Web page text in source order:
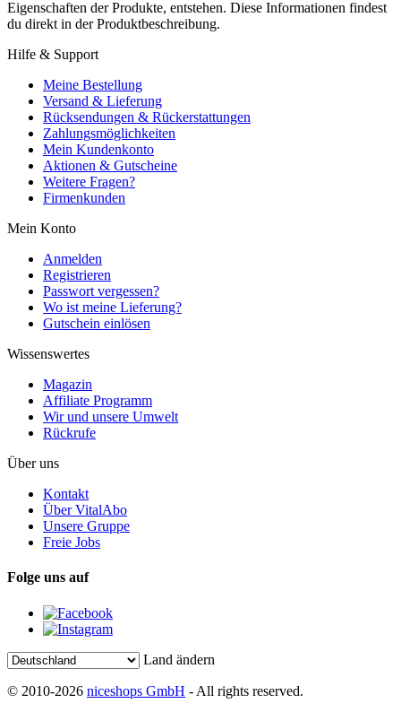
Eigenschaften der Produkte, entstehen. Diese Informationen findest
du direkt in der Produktbeschreibung.
Hilfe & Support
Meine Bestellung
Versand & Lieferung
Rücksendungen & Rückerstattungen
Zahlungsmöglichkeiten
Mein Kundenkonto
Aktionen & Gutscheine
Weitere Fragen?
Firmenkunden
Mein Konto
Anmelden
Registrieren
Passwort vergessen?
Wo ist meine Lieferung?
Gutschein einlösen
Wissenswertes
Magazin
Affiliate Programm
Wir und unsere Umwelt
Rückrufe
Über uns
Kontakt
Über VitalAbo
Unsere Gruppe
Freie Jobs
Folge uns auf
Land ändern
© 2010-2026 niceshops GmbH - All rights reserved.